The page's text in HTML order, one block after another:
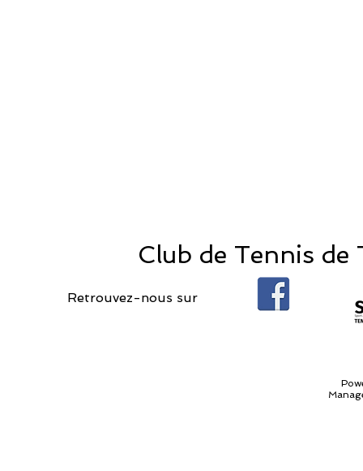
Retrouvez-nous sur
Club de Tennis de